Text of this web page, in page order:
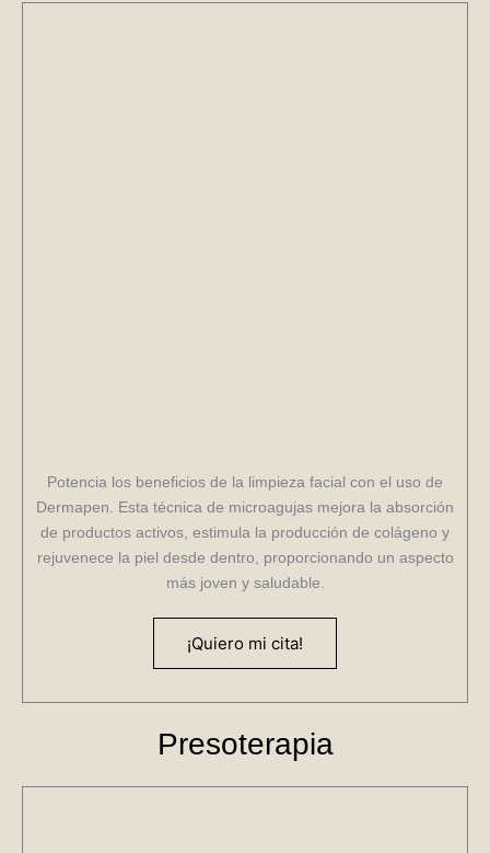
Potencia los beneficios de la limpieza facial con el uso de
Dermapen. Esta técnica de microagujas mejora la absorción
de productos activos, estimula la producción de colágeno y
rejuvenece la piel desde dentro, proporcionando un aspecto
más joven y saludable.
¡Quiero mi cita!
Presoterapia